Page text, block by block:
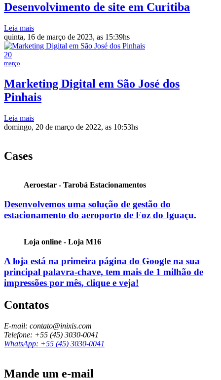
Desenvolvimento de site em Curitiba
Leia mais
quinta, 16 de março de 2023, as 15:39hs
20
março
Marketing Digital em São José dos
Pinhais
Leia mais
domingo, 20 de março de 2022, as 10:53hs
Cases
Aeroestar - Tarobá Estacionamentos
Desenvolvemos uma solução de gestão do
estacionamento do aeroporto de Foz do Iguaçu.
Loja online - Loja M16
A loja está na primeira página do Google na sua
principal palavra-chave, tem mais de 1 milhão de
impressões por mês, clique e veja!
Contatos
E-mail: contato@inixis.com
Telefone: +55 (45) 3030-0041
WhatsApp: +55 (45) 3030-0041
Mande um e-mail